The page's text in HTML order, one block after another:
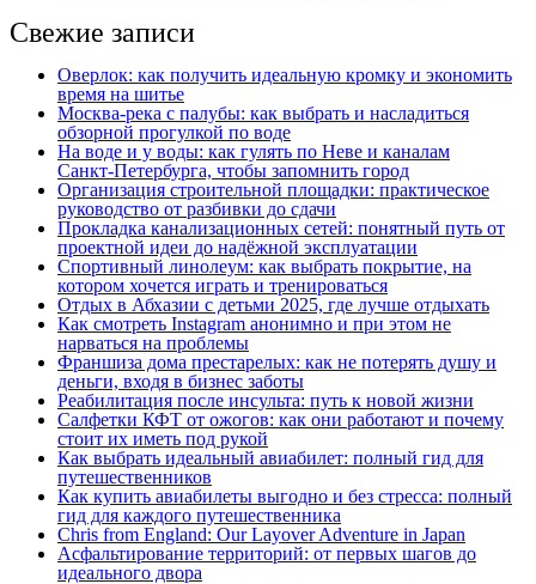
Свежие записи
Оверлок: как получить идеальную кромку и экономить
время на шитье
Москва‑река с палубы: как выбрать и насладиться
обзорной прогулкой по воде
На воде и у воды: как гулять по Неве и каналам
Санкт‑Петербурга, чтобы запомнить город
Организация строительной площадки: практическое
руководство от разбивки до сдачи
Прокладка канализационных сетей: понятный путь от
проектной идеи до надёжной эксплуатации
Спортивный линолеум: как выбрать покрытие, на
котором хочется играть и тренироваться
Отдых в Абхазии с детьми 2025, где лучше отдыхать
Как смотреть Instagram анонимно и при этом не
нарваться на проблемы
Франшиза дома престарелых: как не потерять душу и
деньги, входя в бизнес заботы
Реабилитация после инсульта: путь к новой жизни
Салфетки КФТ от ожогов: как они работают и почему
стоит их иметь под рукой
Как выбрать идеальный авиабилет: полный гид для
путешественников
Как купить авиабилеты выгодно и без стресса: полный
гид для каждого путешественника
Chris from England: Our Layover Adventure in Japan
Асфальтирование территорий: от первых шагов до
идеального двора